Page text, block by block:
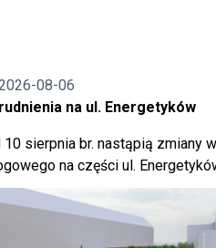
08-06
na ul. Energetyków
10 sierpnia br. nastąpią zmiany
na części ul.